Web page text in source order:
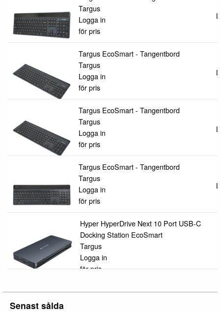
Targus
Logga in
för pris
Targus EcoSmart - Tangentbord
Targus
Logga in
för pris
Targus EcoSmart - Tangentbord
Targus
Logga in
för pris
Targus EcoSmart - Tangentbord
Targus
Logga in
för pris
Hyper HyperDrive Next 10 Port USB-C
Docking Station EcoSmart
Targus
Logga in
för pris
Senast sålda